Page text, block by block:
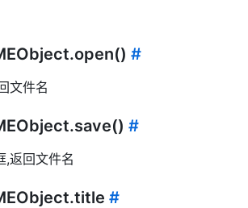
#
文件名
#
,返回文件名
#